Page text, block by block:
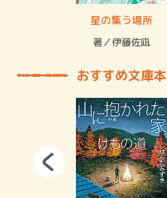
星の集う場所
著／伊藤佐凪
おすすめ文庫本